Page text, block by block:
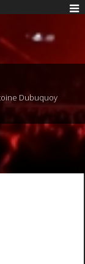
Dubuquoy